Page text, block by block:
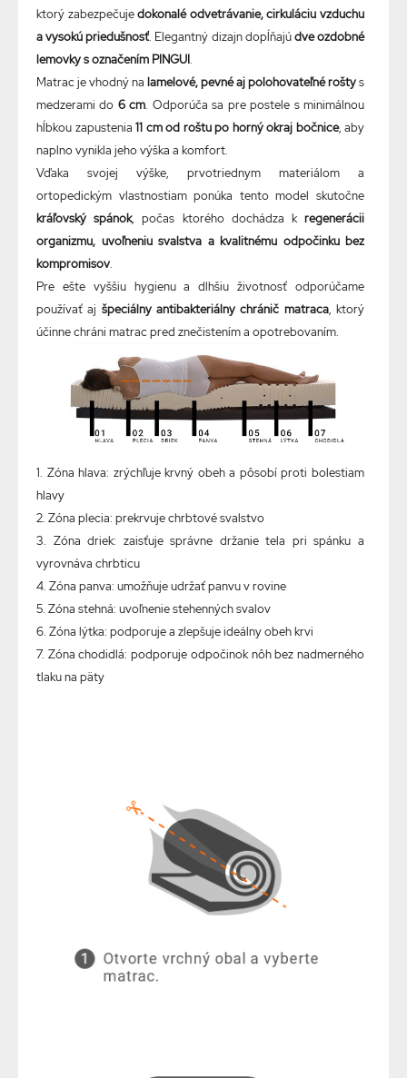
ktorý zabezpečujedokonalé odvetrávanie, cirkuláciu vzduchu
a vysokú priedušnosť. Elegantný dizajn dopĺňajúdve ozdobné
lemovky s označením PINGUI.
Matrac je vhodný na lamelové, pevné aj polohovateľné roštys
medzerami do 6 cm. Odporúča sa pre postele s minimálnou
hĺbkou zapustenia 11 cm od roštu po horný okraj bočnice, aby
naplno vynikla jeho výška a komfort.
Vďaka svojej výške, prvotriednym materiálom a
ortopedickým vlastnostiam ponúka tento model skutočne
kráľovský spánok, počas ktorého dochádza kregenerácii
organizmu, uvoľneniu svalstva a kvalitnému odpočinku bez
kompromisov.
Pre ešte vyššiu hygienu a dlhšiu životnosť odporúčame
používať aj špeciálny antibakteriálny chránič matraca, ktorý
účinne chráni matrac pred znečistením a opotrebovaním.
1. Zóna hlava: zrýchľuje krvný obeh a pôsobí proti bolestiam
hlavy
2. Zóna plecia: prekrvuje chrbtové svalstvo
3. Zóna driek: zaisťuje správne držanie tela pri spánku a
vyrovnáva chrbticu
4. Zóna panva: umožňuje udržať panvu v rovine
5. Zóna stehná: uvoľnenie stehenných svalov
6. Zóna lýtka: podporuje a zlepšuje ideálny obeh krvi
7. Zóna chodidlá: podporuje odpočinok nôh bez nadmerného
tlaku na päty